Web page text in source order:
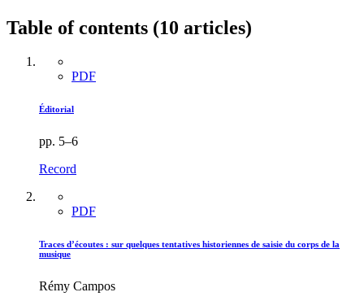
Table of contents (10 articles)
PDF
Éditorial
pp. 5–6
Record
PDF
Traces d’écoutes : sur quelques tentatives historiennes de saisie du corps de la
musique
Rémy Campos